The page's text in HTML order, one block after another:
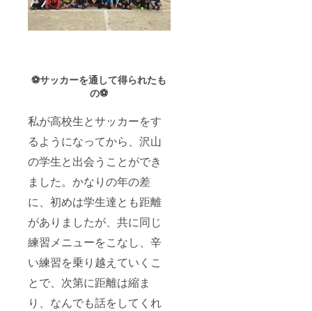
⚽サッカーを通して得られたも
の⚽
私が高校生とサッカーをす
るようになってから、沢山
の学生と出会うことができ
ました。かなりの年の差
に、初めは学生達とも距離
がありましたが、共に同じ
練習メニューをこなし、辛
い練習を乗り越えていくこ
とで、次第に距離は縮ま
り、なんでも話をしてくれ